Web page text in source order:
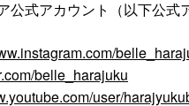
公式アカウント（以下公式
belle_harajuku
user/